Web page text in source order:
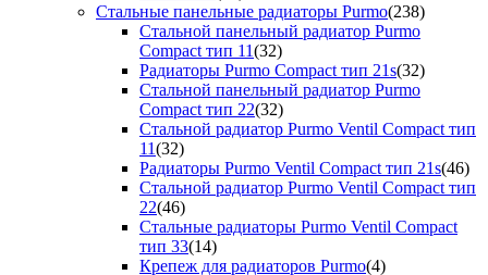
Стальные панельные радиаторы Purmo(238)
Стальной панельный радиатор Purmo
Compact тип 11(32)
Радиаторы Purmo Compact тип 21s(32)
Стальной панельный радиатор Purmo
Compact тип 22(32)
Стальной радиатор Purmo Ventil Compact тип
11(32)
Радиаторы Purmo Ventil Compact тип 21s(46)
Стальной радиатор Purmo Ventil Compact тип
22(46)
Стальные радиаторы Purmo Ventil Compact
тип 33(14)
Крепеж для радиаторов Purmo(4)